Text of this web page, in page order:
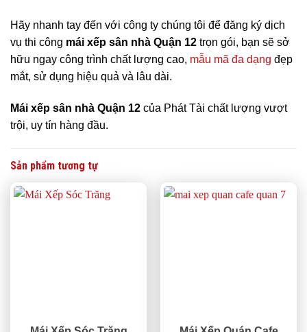
Hãy nhanh tay đến với công ty chúng tôi để đăng ký dịch
vụ thi công mái xếp sân nhà Quận 12 trọn gói, bạn sẽ sở
hữu ngay công trình chất lượng cao, mẫu mã đa dạng đẹp
mắt, sử dụng hiệu quả và lâu dài.
Mái xếp sân nhà Quận 12 của Phát Tài chất lượng vượt
trội, uy tín hàng đầu.
Sản phẩm tương tự